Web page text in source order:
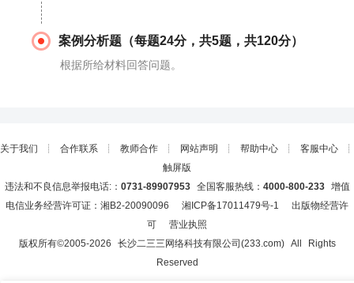
案例分析题（每题24分，共5题，共120分）
根据所给材料回答问题。
关于我们 ┊ 合作联系 ┊ 教师合作 ┊ 网站声明 ┊ 帮助中心 ┊ 客服中心 ┊
触屏版
违法和不良信息举报电话:： 0731-89907953全国客服热线： 4000-800-233增值
电信业务经营许可证：湘B2-20090096 湘ICP备17011479号-1
出版物经营许
可
营业执照
版权所有©2005-2026 长沙二三三网络科技有限公司(233.com)All Rights
Reserved